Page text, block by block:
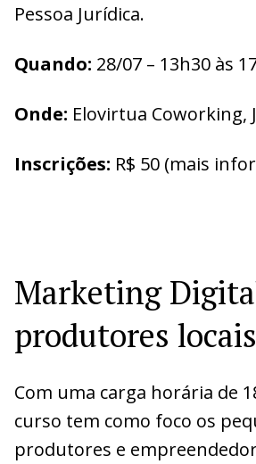
Pessoa Jurídica.
Quando: 28/07 – 13h30 às
Onde: Elovirtua Coworking,
Inscrições: R$ 50 (mais
Marketing
produtores locais
Com uma carga horária de
curso tem como foco os
produtores e